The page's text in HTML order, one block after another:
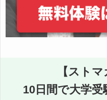
【スト
10日間で大学受